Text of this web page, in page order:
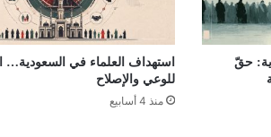
حقّ
استهداف العلماء في السعودية…
للوعي والإصلاح
منذ 4 أسابيع